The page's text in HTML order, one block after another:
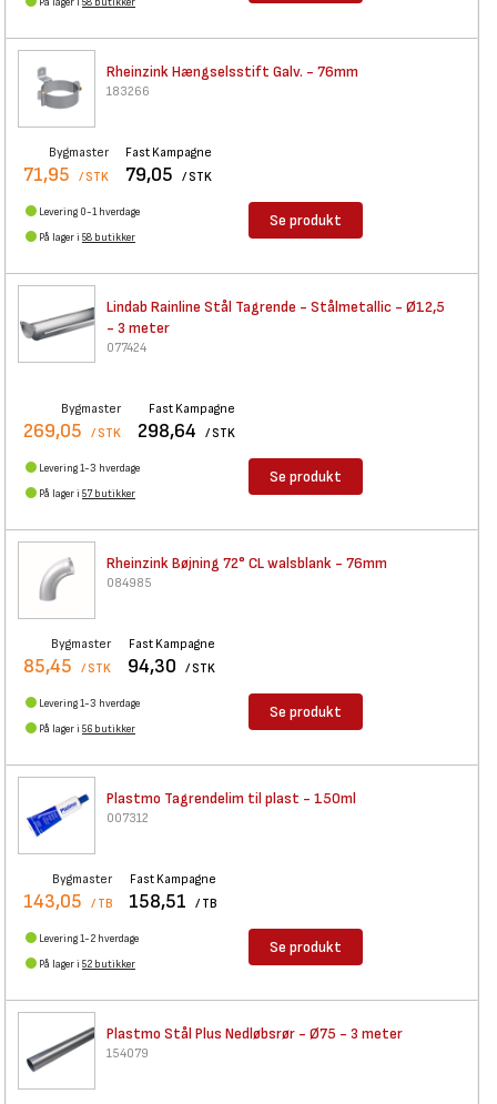
Rheinzink Hængselsstift Galv. - 76mm
183266
Bygmaster
71,95 / STK
Fast Kampagne
79,05 / STK
Levering 0-1 hverdage
På lager i 58 butikker
Se produkt
Lindab Rainline Stål Tagrende - Stålmetallic - Ø12,5
- 3 meter
077424
Bygmaster
269,05 / STK
Fast Kampagne
298,64 / STK
Levering 1-3 hverdage
På lager i 57 butikker
Se produkt
Rheinzink Bøjning 72° CLwalsblank - 76mm
084985
Bygmaster
85,45 / STK
Fast Kampagne
94,30 / STK
Levering 1-3 hverdage
På lager i 56 butikker
Se produkt
Plastmo Tagrendelim til plast - 150ml
007312
Bygmaster
143,05 / TB
Fast Kampagne
158,51 / TB
Levering 1-2 hverdage
På lager i 52 butikker
Se produkt
Plastmo Stål Plus Nedløbsrør - Ø75 - 3 meter
154079